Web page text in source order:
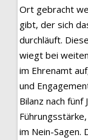
Ort gebracht
gibt, der sich
durchläuft.
wiegt bei
im Ehrenamt
und
Bilanz nach fünf
im Nein-Sagen.